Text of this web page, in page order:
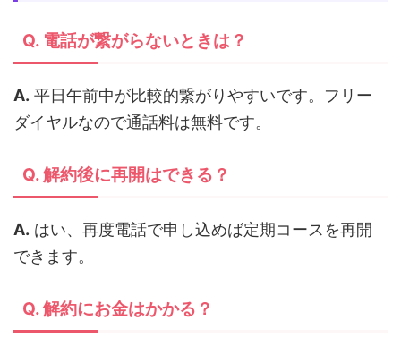
Q. 電話が繋がらないときは？
A. 平日午前中が比較的繋がりやすいです。フリー
ダイヤルなので通話料は無料です。
Q. 解約後に再開はできる？
A. はい、再度電話で申し込めば定期コースを再開
できます。
Q. 解約にお金はかかる？